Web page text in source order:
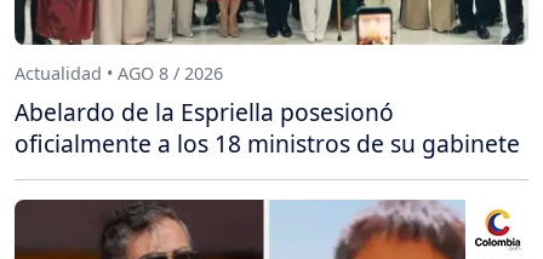
Actualidad • AGO 8 / 2026
Abelardo de la Espriella posesionó
oficialmente a los 18 ministros de su gabinete